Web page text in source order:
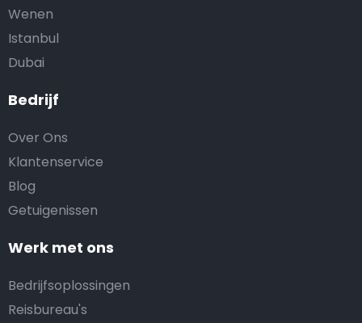
Bedrijf
Over Ons
Klantenservice
Blog
Getuigenissen
Werk met ons
Bedrijfsoplossingen
Reisbureau's
Wenen
Istanbul
Dubai